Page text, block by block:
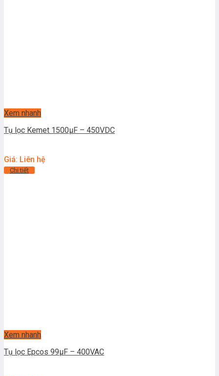
Xem nhanh
Tụ lọc Kemet 1500μF – 450VDC
Giá: Liên hệ
Chi tiết
Xem nhanh
Tụ lọc Epcos 99μF – 400VAC